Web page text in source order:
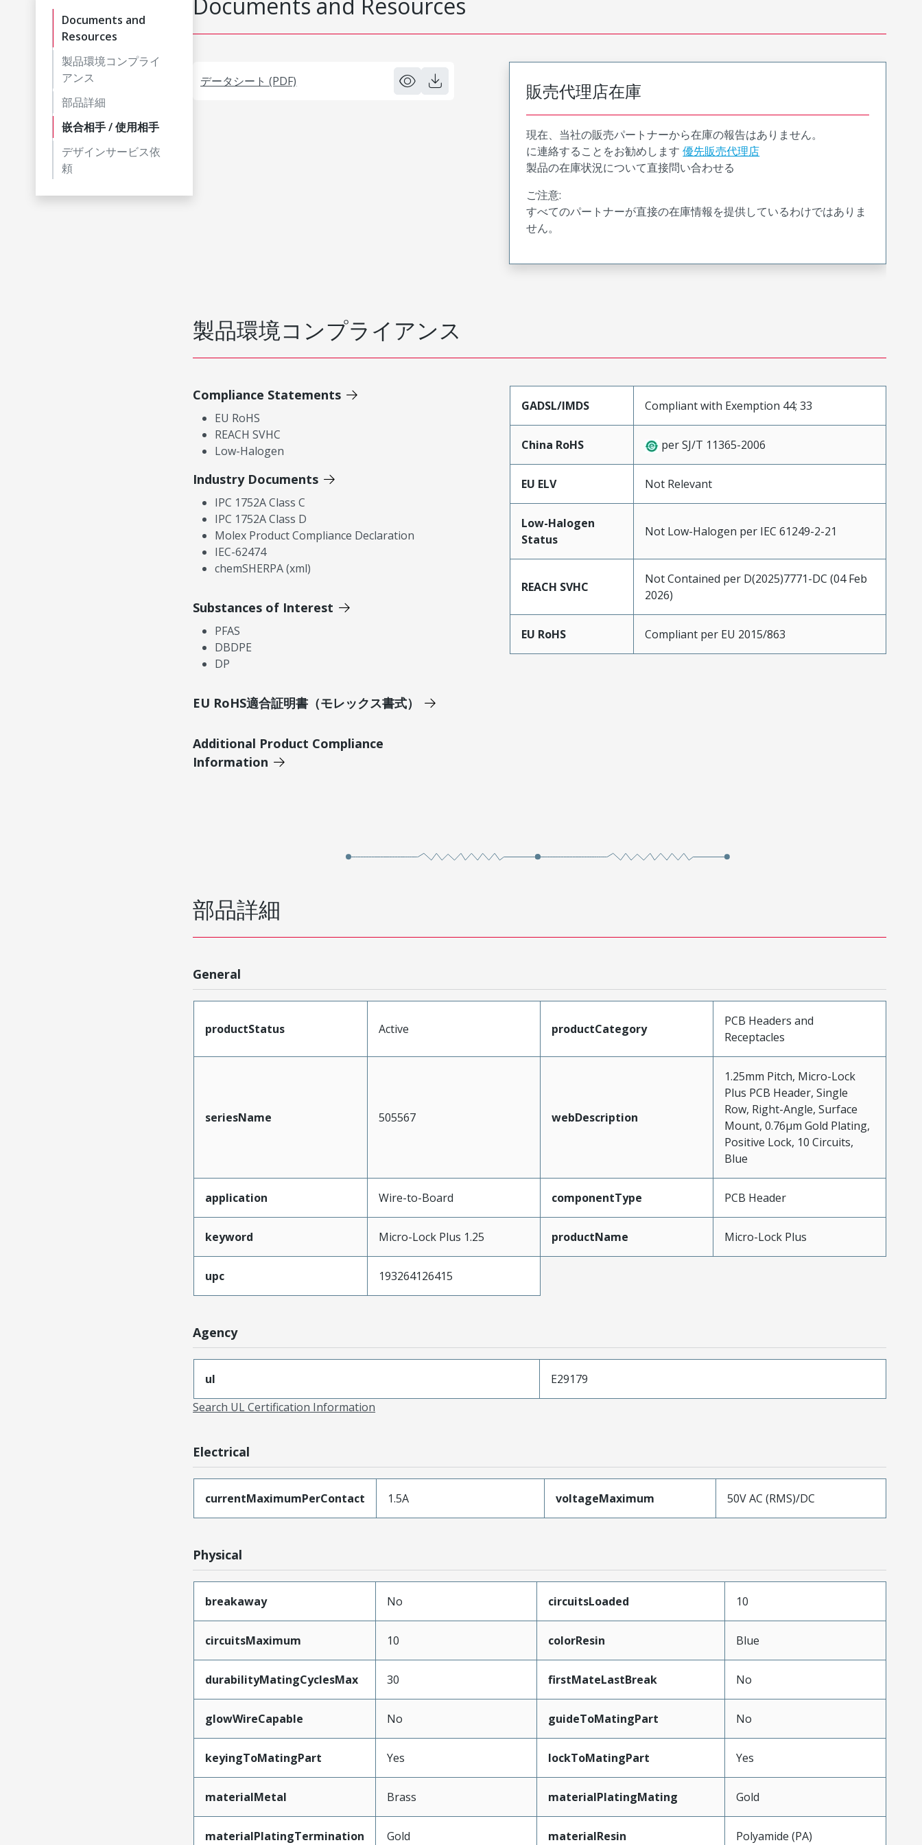
Documents and
Resources
製品環境コンプライ
アンス
部品詳細
嵌合相手 / 使用相手
デザインサービス依
頼
Documents and Resources
データシート (PDF) 販売代理店在庫
現在、当社の販売パートナーから在庫の報告はありません。
に連絡することをお勧めします 優先販売代理店
製品の在庫状況について直接問い合わせる
ご注意:
すべてのパートナーが直接の在庫情報を提供しているわけではありま
せん。
製品環境コンプライアンス
Compliance Statements
EU RoHS
REACH SVHC
Low-Halogen
Industry Documents
IPC 1752A Class C
IPC 1752A Class D
Molex Product Compliance Declaration
IEC-62474
chemSHERPA (xml)
Substances of Interest
PFAS
DBDPE
DP
EU RoHS適合証明書（モレックス書式）
Additional Product Compliance
Information
GADSL/IMDS Compliant with Exemption 44; 33
China RoHS per SJ/T 11365-2006
EU ELV Not Relevant
Low-Halogen
Status
Not Low-Halogen per IEC 61249-2-21
REACH SVHC
Not Contained per D(2025)7771-DC (04 Feb
2026)
EU RoHS Compliant per EU 2015/863
部品詳細
General
productStatus Active productCategory
PCB Headers and
Receptacles
seriesName 505567 webDescription
1.25mm Pitch, Micro-Lock
Plus PCB Header, Single
Row, Right-Angle, Surface
Mount, 0.76µm Gold Plating,
Positive Lock, 10 Circuits,
Blue
application Wire-to-Board componentType PCB Header
keyword Micro-Lock Plus 1.25 productName Micro-Lock Plus
upc 193264126415
Agency
ul
E29179
Search UL Certification Information
Electrical
currentMaximumPerContact 1.5A voltageMaximum 50V AC (RMS)/DC
Physical
breakaway No circuitsLoaded 10
circuitsMaximum 10 colorResin Blue
durabilityMatingCyclesMax 30 firstMateLastBreak No
glowWireCapable No guideToMatingPart No
keyingToMatingPart Yes lockToMatingPart Yes
materialMetal Brass materialPlatingMating Gold
materialPlatingTermination Gold materialResin Polyamide (PA)